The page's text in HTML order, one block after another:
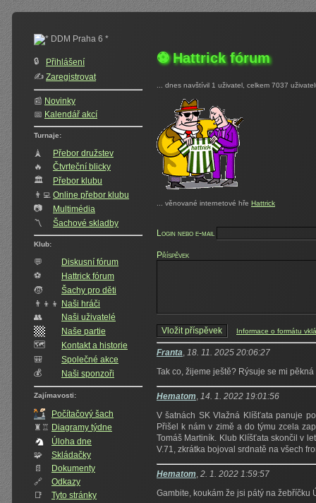
🔒
Přihlášení
✍️‍ Zaregistrovat
📰 Novinky
📅 Kalendář akcí
Turnaje:
🗼
Přebor družstev
🔥
Čtvrteční blicky
🏛
Přebor klubu
👨‍💻 Online přebor klubu
📷
Multimédia
〽️
Šachové skladby
Klub:
💬
Diskusní fórum
⚽
Hattrick fórum
🧒
Šachy pro děti
👨‍👦‍👦 Naši hráči
👥️
Naši uživatelé
Naše partie
🗺️
Kontakt a historie
🎒
Společné akce
💰
Naši sponzoři
Zajímavosti:
Počítačový šach
♜♖ Diagramy týdne
Úloha dne
🧩
Skládačky
📄
Dokumenty
🔗
Odkazy
📑
Tyto stránky
⚽ Hattrick fórum
... dnes navštívil 1 uživatel, celkem 7037
... věnované internetové hře Hattrick
Login nebo e-mail
Příspěvek
Informace o formátu
Franta, 18. 11. 2025 20:06:27
Tak co, žijeme ještě? Rýsuje se mi
Hematom, 14. 1. 2022 19:01:56
V šatnách SK Vlažná Klíšťata panuje
Přišel k nám v zimě a do týmu zcela
Tomáš Martiník. Klub Klíšťata skončil v
V.71, zkrátka bojoval srdnatě na všech
Hematom, 2. 1. 2022 1:59:57
Gambite, koukám že jsi pátý na žebříčku